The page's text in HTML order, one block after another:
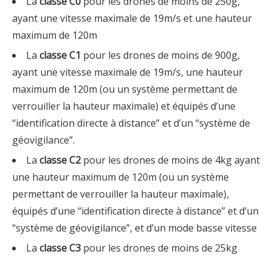
ayant une vitesse maximale de 19m/s et une hauteur
maximum de 120m
La classe C1 pour les drones de moins de 900g,
ayant une vitesse maximale de 19m/s, une hauteur
maximum de 120m (ou un système permettant de
verrouiller la hauteur maximale) et équipés d’une
“identification directe à distance” et d’un “système de
géovigilance”.
La classe C2 pour les drones de moins de 4kg ayant
une hauteur maximum de 120m (ou un système
permettant de verrouiller la hauteur maximale),
équipés d’une “identification directe à distance” et d’un
“système de géovigilance”, et d’un mode basse vitesse
La classe C3 pour les drones de moins de 25kg